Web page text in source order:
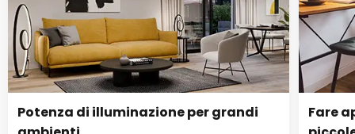
Potenza di illuminazione per grandi
Fare